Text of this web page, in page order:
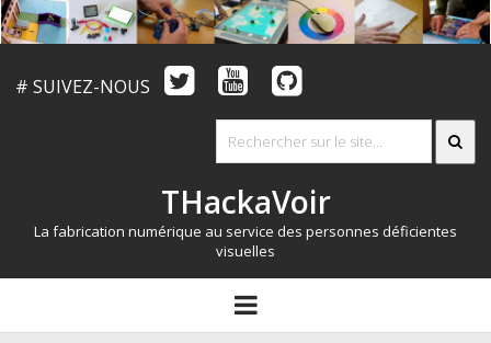
# SUIVEZ-NOUS
THackaVoir
La fabrication numérique au service des personnes déficientes
visuelles
ARTICLES
LE CONCOURS
open
menu